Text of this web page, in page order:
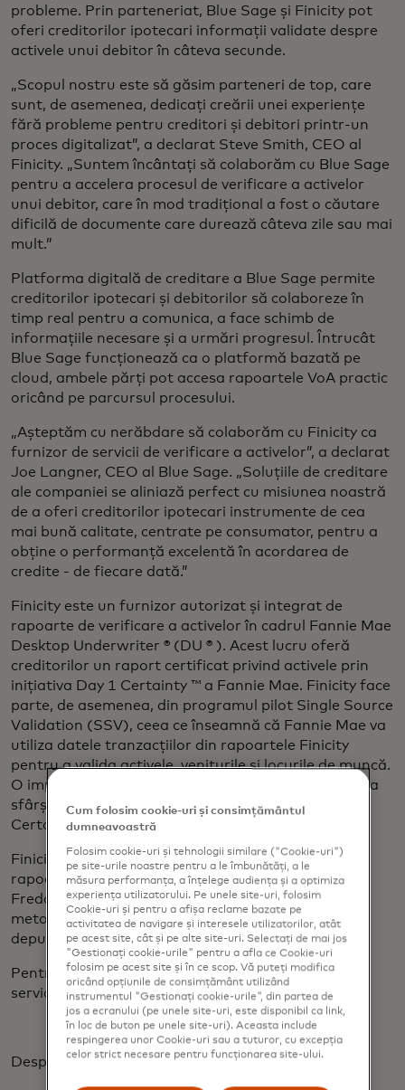
probleme. Prin parteneriat, Blue Sage și Finicity pot
oferi creditorilor ipotecari informații validate despre
activele unui debitor în câteva secunde.
„Scopul nostru este să găsim parteneri de top, care
sunt, de asemenea, dedicați creării unei experiențe
fără probleme pentru creditori și debitori printr-un
proces digitalizat”, a declarat Steve Smith, CEO al
Finicity. „Suntem încântați să colaborăm cu Blue Sage
pentru a accelera procesul de verificare a activelor
unui debitor, care în mod tradițional a fost o căutare
dificilă de documente care durează câteva zile sau mai
mult.”
Platforma digitală de creditare a Blue Sage permite
creditorilor ipotecari și debitorilor să colaboreze în
timp real pentru a comunica, a face schimb de
informațiile necesare și a urmări progresul. Întrucât
Blue Sage funcționează ca o platformă bazată pe
cloud, ambele părți pot accesa rapoartele VoA practic
oricând pe parcursul procesului.
„Așteptăm cu nerăbdare să colaborăm cu Finicity ca
furnizor de servicii de verificare a activelor”, a declarat
Joe Langner, CEO al Blue Sage. „Soluțiile de creditare
ale companiei se aliniază perfect cu misiunea noastră
de a oferi creditorilor ipotecari instrumente de cea
mai bună calitate, centrate pe consumator, pentru a
obține o performanță excelentă în acordarea de
credite - de fiecare dată.”
Finicity este un furnizor autorizat și integrat de
rapoarte de verificare a activelor în cadrul Fannie Mae
Desktop Underwriter ® (DU ® ). Acest lucru oferă
creditorilor un raport certificat privind activele prin
inițiativa Day 1 Certainty ™ a Fannie Mae. Finicity face
parte, de asemenea, din programul pilot Single Source
Validation (SSV), ceea ce înseamnă că Fannie Mae va
utiliza datele tranzacțiilor din rapoartele Finicity
pentru a valida activele, veniturile și locurile de muncă.
O implementare mai amplă a SSV este planificată la
sfârșitul acestui an și se va baza pe inițiativa Day 1
Certainty a Fannie Mae.
Finicity este, de asemenea, un furnizor autorizat de
rapoarte de validare a activelor Freddie Mac, iar
Freddie Mac și Finicity lucrează împreună la noi
metode de validare a veniturilor din datele de
depunere a salariilor din extrasele de cont bancar.
Pentru mai multe informații despre produsele și
serviciile Blue Sage, vizitațiwww.bluesageusa.com
Despre Finicity:
Cum folosim cookie-uri și consimțământul
dumneavoastră
Folosim cookie-uri și tehnologii similare ("Cookie-uri")
pe site-urile noastre pentru a le îmbunătăți, a le
măsura performanța, a înțelege audiența și a optimiza
experiența utilizatorului. Pe unele site-uri, folosim
Cookie-uri și pentru a afișa reclame bazate pe
activitatea de navigare și interesele utilizatorilor, atât
pe acest site, cât și pe alte site-uri. Selectați de mai jos
"Gestionați cookie-urile" pentru a afla ce Cookie-uri
folosim pe acest site și în ce scop. Vă puteți modifica
oricând opțiunile de consimțământ utilizând
instrumentul "Gestionați cookie-urile", din partea de
jos a ecranului (pe unele site-uri, este disponibil ca link,
în loc de buton pe unele site-uri). Aceasta include
respingerea unor Cookie-uri sau a tuturor, cu excepția
celor strict necesare pentru funcționarea site-ului.